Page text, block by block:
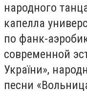
народного
капелла
по фанк-
современной
України»,
песни